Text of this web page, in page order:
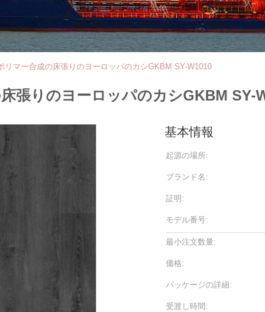
リマー合成の床張りのヨーロッパのカシGKBM SY-W1010
張りのヨーロッパのカシGKBM SY-
基本情報
起源の場所:
ブランド名:
証明:
モデル番号:
最小注文数量:
価格:
パッケージの詳細:
受渡し時間: